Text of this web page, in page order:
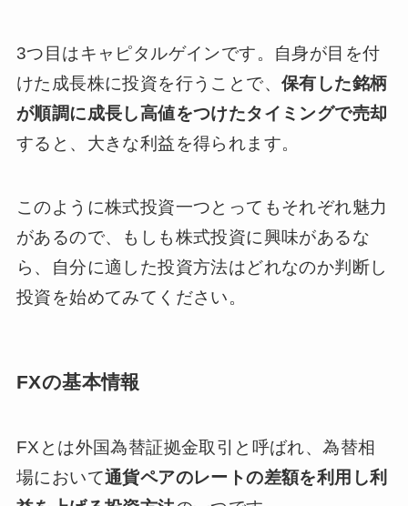
3つ目はキャピタルゲインです。自身が目を付
けた成長株に投資を行うことで、 保有した銘柄
が順調に成長し高値をつけたタイミングで売却
すると、大きな利益を得られます。
このように株式投資一つとってもそれぞれ魅力
があるので、もしも株式投資に興味があるな
ら、自分に適した投資方法はどれなのか判断し
投資を始めてみてください。
FXの基本情報
FXとは外国為替証拠金取引と呼ばれ、為替相
場において通貨ペアのレートの差額を利用し利